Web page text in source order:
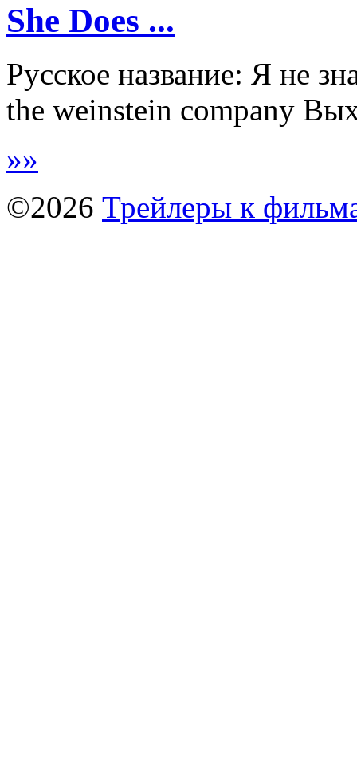
She Does ...
Русское название: Я не
the weinstein company
»»
©2026 Трейлеры к